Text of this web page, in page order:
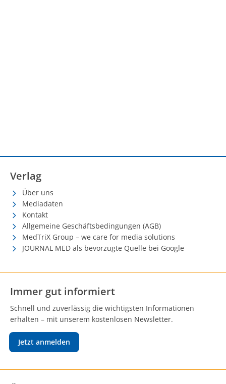
Verlag
Über uns
Mediadaten
Kontakt
Allgemeine Geschäftsbedingungen (AGB)
MedTriX Group – we care for media solutions
JOURNAL MED als bevorzugte Quelle bei Google
Immer gut informiert
Schnell und zuverlässig die wichtigsten Informationen
erhalten – mit unserem kostenlosen Newsletter.
Jetzt anmelden